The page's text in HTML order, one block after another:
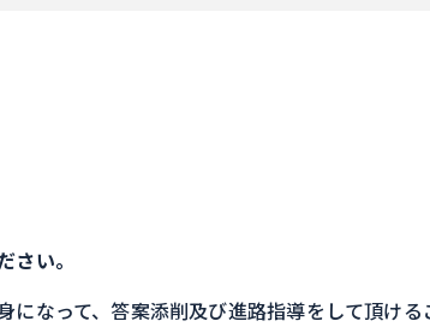
さい。
になって、答案添削及び進路指導をして頂け